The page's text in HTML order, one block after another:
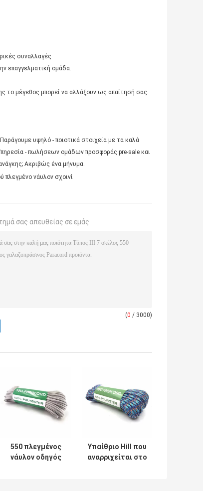
συναλλαγές
επαγγελματική ομάδα.
το μέγεθος μπορεί να αλλάξουν ως απαίτησή σας.
υψηλό - ποιοτικά στοιχεία με τα καλά
- πωλήσεων ομάδων προσφοράς pre-sale και
Ακριβώς ένα μήνυμα.
πλεγμένο νάυλον σχοινί
σας απευθείας σε εμάς
(0 / 3000)
550 πλεγμένος
νάυλον οδηγός
Υπαίθριο Hill που
αναρριχείται στο